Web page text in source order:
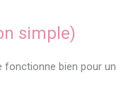
simple)
fonctionne bien pour un